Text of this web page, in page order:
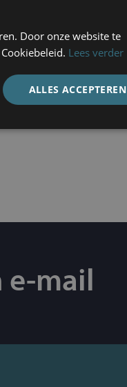
vous aider
la suivante :
et
e-mail
Door onze website te
Lees verder
ALLES ACCEPTEREN